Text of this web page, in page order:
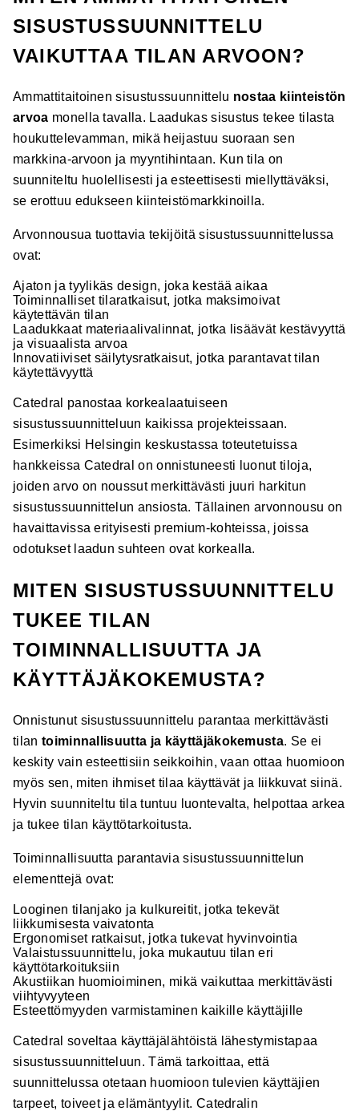
SISUSTUSSUUNNITTELU
VAIKUTTAA TILAN ARVOON?
Ammattitaitoinen sisustussuunnittelu nostaa kiinteistön
arvoa monella tavalla. Laadukas sisustus tekee tilasta
houkuttelevamman, mikä heijastuu suoraan sen
markkina-arvoon ja myyntihintaan. Kun tila on
suunniteltu huolellisesti ja esteettisesti miellyttäväksi,
se erottuu edukseen kiinteistömarkkinoilla.
Arvonnousua tuottavia tekijöitä sisustussuunnittelussa
ovat:
Ajaton ja tyylikäs design, joka kestää aikaa
Toiminnalliset tilaratkaisut, jotka maksimoivat
käytettävän tilan
Laadukkaat materiaalivalinnat, jotka lisäävät kestävyyttä
ja visuaalista arvoa
Innovatiiviset säilytysratkaisut, jotka parantavat tilan
käytettävyyttä
Catedral panostaa korkealaatuiseen
sisustussuunnitteluun kaikissa projekteissaan.
Esimerkiksi Helsingin keskustassa toteutetuissa
hankkeissa Catedral on onnistuneesti luonut tiloja,
joiden arvo on noussut merkittävästi juuri harkitun
sisustussuunnittelun ansiosta. Tällainen arvonnousu on
havaittavissa erityisesti premium-kohteissa, joissa
odotukset laadun suhteen ovat korkealla.
MITEN SISUSTUSSUUNNITTELU
TUKEE TILAN
TOIMINNALLISUUTTA JA
KÄYTTÄJÄKOKEMUSTA?
Onnistunut sisustussuunnittelu parantaa merkittävästi
tilan toiminnallisuutta ja käyttäjäkokemusta. Se ei
keskity vain esteettisiin seikkoihin, vaan ottaa huomioon
myös sen, miten ihmiset tilaa käyttävät ja liikkuvat siinä.
Hyvin suunniteltu tila tuntuu luontevalta, helpottaa arkea
ja tukee tilan käyttötarkoitusta.
Toiminnallisuutta parantavia sisustussuunnittelun
elementtejä ovat:
Looginen tilanjako ja kulkureitit, jotka tekevät
liikkumisesta vaivatonta
Ergonomiset ratkaisut, jotka tukevat hyvinvointia
Valaistussuunnittelu, joka mukautuu tilan eri
käyttötarkoituksiin
Akustiikan huomioiminen, mikä vaikuttaa merkittävästi
viihtyvyyteen
Esteettömyyden varmistaminen kaikille käyttäjille
Catedral soveltaa käyttäjälähtöistä lähestymistapaa
sisustussuunnitteluun. Tämä tarkoittaa, että
suunnittelussa otetaan huomioon tulevien käyttäjien
tarpeet, toiveet ja elämäntyylit. Catedralin